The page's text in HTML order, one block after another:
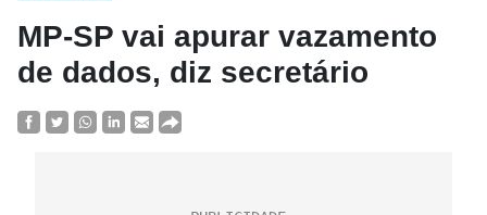
MP-SP vai apurar vazamento
de dados, diz secretário